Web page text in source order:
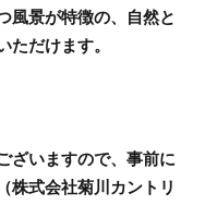
風景が特徴の、自然と
ただけます。
ざいますので、事前に
株式会社菊川カントリ